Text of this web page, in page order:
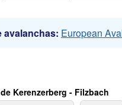
avalanchas: European
Kerenzerberg - Filzbach